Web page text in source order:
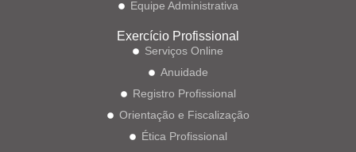
Equipe Administrativa
Exercício Profissional
Serviços Online
Anuidade
Registro Profissional
Orientação e Fiscalização
Ética Profissional